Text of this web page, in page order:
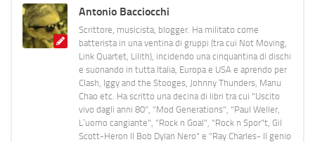
Antonio Bacciocchi
Scrittore, musicista, blogger. Ha militato come
batterista in una ventina di gruppi (tra cui Not Moving,
Link Quartet, Lilith), incidendo una cinquantina di dischi
e suonando in tutta Italia, Europa e USA e aprendo per
Clash, Iggy and the Stooges, Johnny Thunders, Manu
Chao etc. Ha scritto una decina di libri tra cui "Uscito
vivo dagli anni 80", "Mod Generations", "Paul Weller,
L’uomo cangiante", "Rock n Goal", "Rock n Spor"t, Gil
Scott-Heron Il Bob Dylan Nero" e "Ray Charles- Il genio